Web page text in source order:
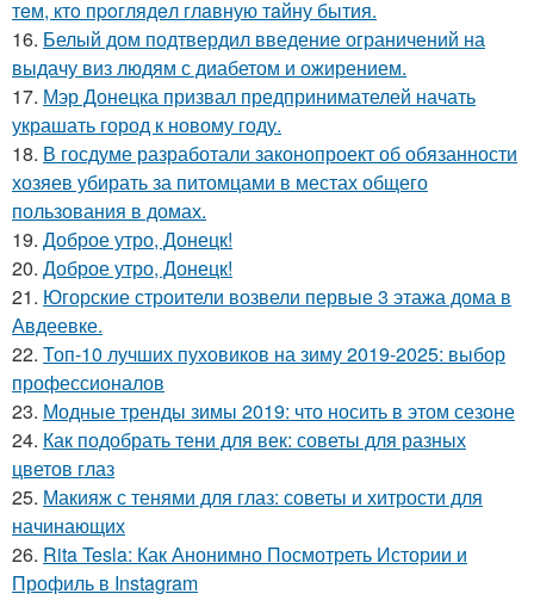
тeм, ктo пpoглядeл глaвную тaйну бытия.
16. Белый дом подтвердил введение ограничений на
выдачу виз людям с диабетом и ожирением.
17. Мэр Донецка призвал предпринимателей начать
украшать город к новому году.
18. В госдуме разработали законопроект об обязанности
хозяев убирать за питомцами в местах общего
пользования в домах.
19. Доброе утро, Донецк!
20. Доброе утро, Донецк!
21. Югорские строители возвели первые 3 этажа дома в
Авдеевке.
22. Топ-10 лучших пуховиков на зиму 2019-2025: выбор
профессионалов
23. Модные тренды зимы 2019: что носить в этом сезоне
24. Как подобрать тени для век: советы для разных
цветов глаз
25. Макияж с тенями для глаз: советы и хитрости для
начинающих
26. Rita Tesla: Как Анонимно Посмотреть Истории и
Профиль в Instagram